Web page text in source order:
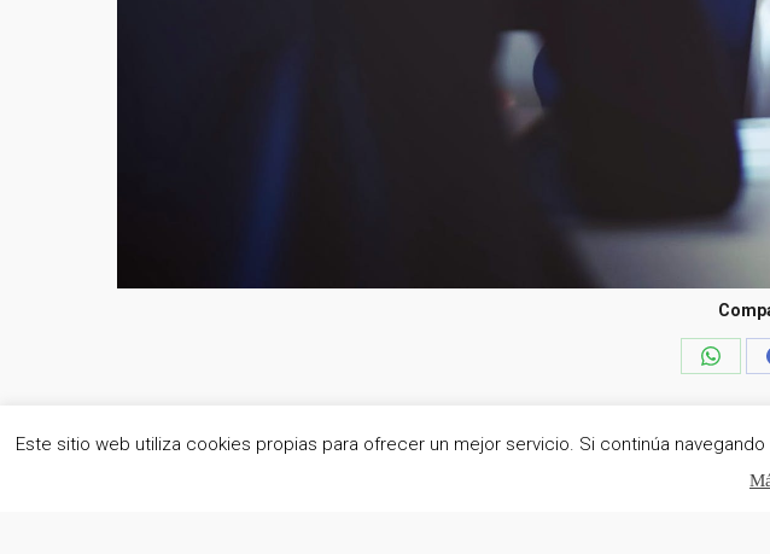
Share
Este sitio web utiliza cookies propias para ofrecer un mejor servicio. Si continúa